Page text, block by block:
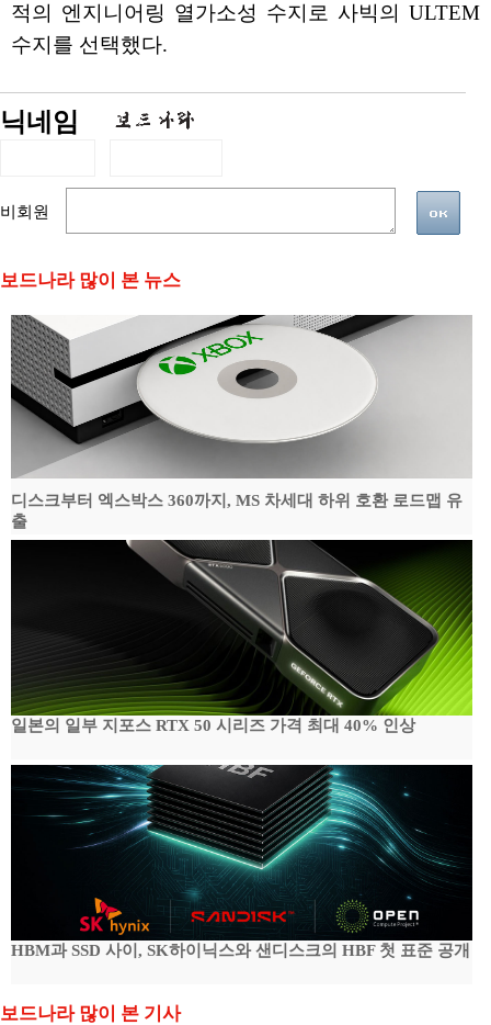
적의 엔지니어링 열가소성 수지로 사빅의 ULTEM
수지를 선택했다.
닉네임
비회원
보드나라 많이 본 뉴스
디스크부터 엑스박스 360까지, MS 차세대 하위 호환 로드맵 유
출
일본의 일부 지포스 RTX 50 시리즈 가격 최대 40% 인상
HBM과 SSD 사이, SK하이닉스와 샌디스크의 HBF 첫 표준 공개
보드나라 많이 본 기사